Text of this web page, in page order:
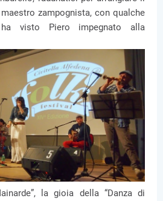
zampognista, con qualche
visto Piero impegnato alla
la gioia della “Danza di